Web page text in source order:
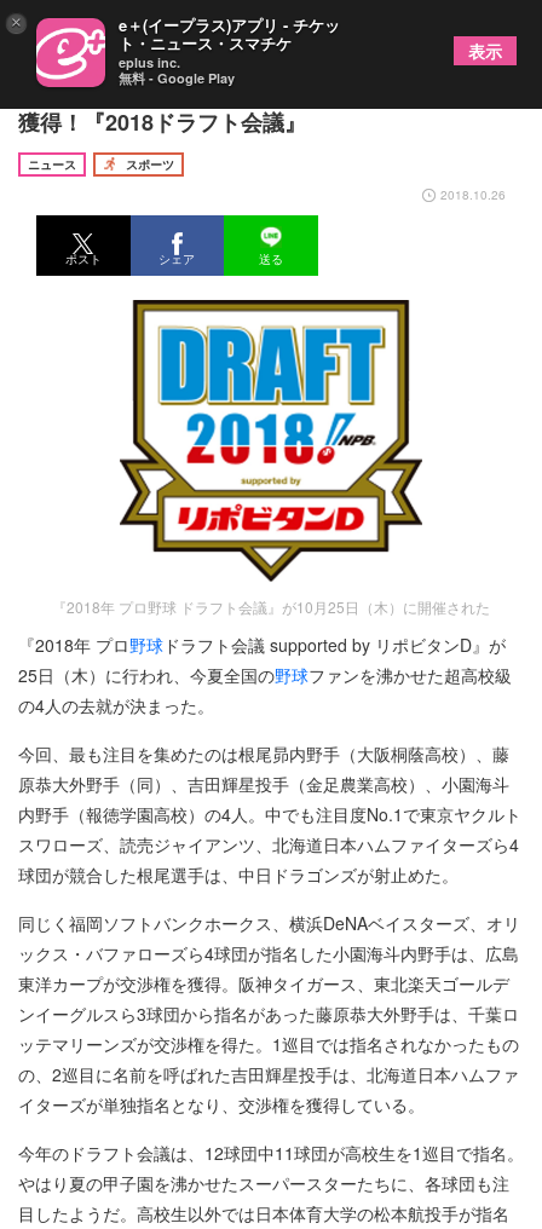
根尾昴は中日、藤原はロッテ、小園は広島が交渉権
獲得！『2018ドラフト会議』
ニュース
スポーツ
2018.10.26
ポスト シェア 送る
『2018年 プロ野球 ドラフト会議』が10月25日（木）に開催された
『2018年 プロ野球 ドラフト会議 supported by リポビタンD』が
25日（木）に行われ、今夏全国の野球ファンを沸かせた超高校級
の4人の去就が決まった。
今回、最も注目を集めたのは根尾昴内野手（大阪桐蔭高校）、藤
原恭大外野手（同）、吉田輝星投手（金足農業高校）、小園海斗
内野手（報徳学園高校）の4人。中でも注目度No.1で東京ヤクルト
スワローズ、読売ジャイアンツ、北海道日本ハムファイターズら4
球団が競合した根尾選手は、中日ドラゴンズが射止めた。
同じく福岡ソフトバンクホークス、横浜DeNAベイスターズ、オリ
ックス・バファローズら4球団が指名した小園海斗内野手は、広島
東洋カープが交渉権を獲得。阪神タイガース、東北楽天ゴールデ
ンイーグルスら3球団から指名があった藤原恭大外野手は、千葉ロ
ッテマリーンズが交渉権を得た。1巡目では指名されなかったもの
の、2巡目に名前を呼ばれた吉田輝星投手は、北海道日本ハムファ
イターズが単独指名となり、交渉権を獲得している。
今年のドラフト会議は、12球団中11球団が高校生を1巡目で指名。
やはり夏の甲子園を沸かせたスーパースターたちに、各球団も注
目したようだ。高校生以外では日本体育大学の松本航投手が指名
× e＋(イープラス)アプリ - チケッ
ト・ニュース・スマチケ
eplus inc.
無料 - Google Play
表示